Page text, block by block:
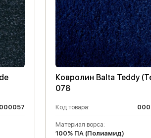
000057
Ковролин Balta Teddy
078
Код товара:
Материал ворса:
100% ПА (Полиамид)